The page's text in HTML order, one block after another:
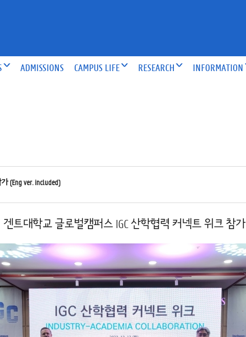
ADMISSIONS CAMPUS LIFE RESEARCH INFORMATION
(Eng ver. included)
겐트대학교 글로벌캠퍼스 IGC 산학협력 커넥트 위크 참가